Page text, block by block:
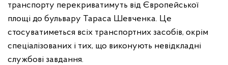
транспорту перекриватимуть від Європейської
площі до бульвару Тараса Шевченка. Це
стосуватиметься всіх транспортних засобів, окрім
спеціалізованих і тих, що виконують невідкладні
службові завдання.